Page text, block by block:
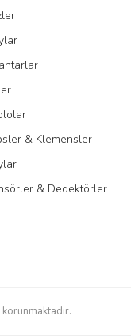
& Klemensler
& Dedektörler